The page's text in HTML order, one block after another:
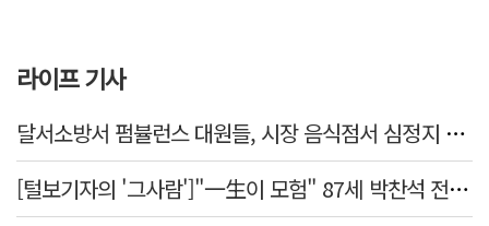
라이프 기사
달서소방서 펌뷸런스 대원들, 시장 음식점서 심정지 환자 생명 살려
[털보기자의 '그사람']"一生이 모험" 87세 박찬석 전 경북대 총장